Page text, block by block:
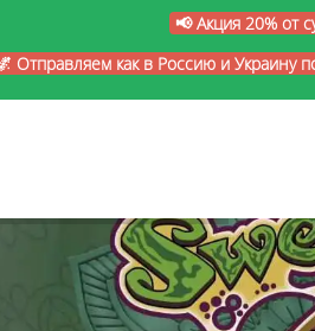
📢 Акция 20% от
Отправляем как в Россию и Украину